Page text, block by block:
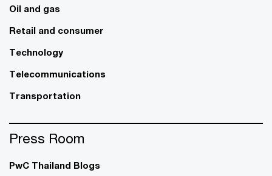
Oil and gas
Retail and consumer
Technology
Telecommunications
Transportation
Press Room
PwC Thailand Blogs